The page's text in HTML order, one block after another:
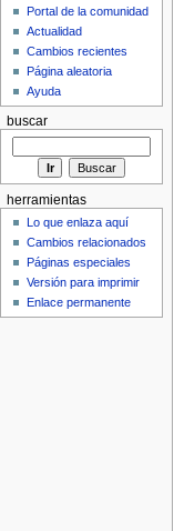
Portal de la comunidad
Actualidad
Cambios recientes
Página aleatoria
Ayuda
buscar
herramientas
Lo que enlaza aquí
Cambios relacionados
Páginas especiales
Versión para imprimir
Enlace permanente